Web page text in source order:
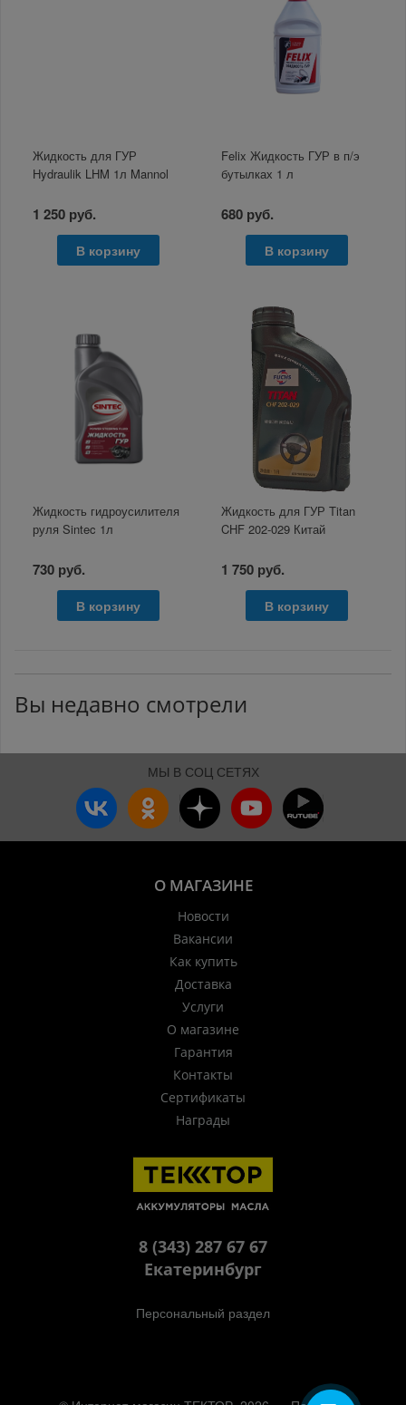
Жидкость для ГУР
Hydraulik LHM 1л Mannol
1 250 руб.
В корзину
Felix Жидкость ГУР в п/э
бутылках 1 л
680 руб.
В корзину
Жидкость гидроусилителя
руля Sintec 1л
730 руб.
В корзину
Жидкость для ГУР Titan
CHF 202-029 Китай
1 750 руб.
В корзину
Вы недавно смотрели
МЫ В СОЦ СЕТЯХ
О МАГАЗИНЕ
Новости
Вакансии
Как купить
Доставка
Услуги
О магазине
Гарантия
Контакты
Сертификаты
Награды
8 (343) 287 67 67
Екатеринбург
Персональный раздел